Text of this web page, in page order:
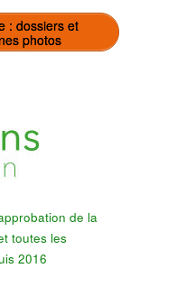
: dossiers et
photos
de la
toutes les
2016